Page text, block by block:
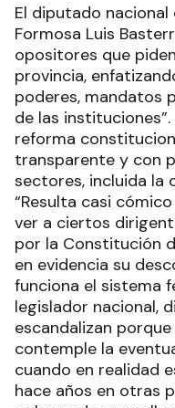
El diputado nacional
Formosa Luis
opositores que
provincia,
poderes, mandatos
de las
reforma
transparente y con
sectores, incluida la
“Resulta casi
ver a ciertos
por la Constitución
en evidencia su
funciona el sistema
legislador nacional,
escandalizan
contemple la
cuando en realidad
hace años en otras